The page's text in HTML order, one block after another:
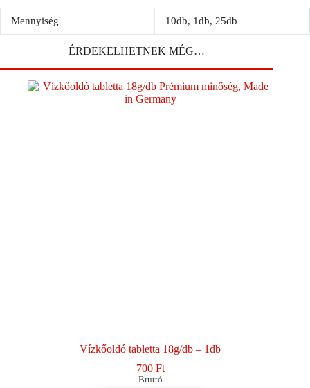
Mennyiség 10db, 1db, 25db
ÉRDEKELHETNEK MÉG…
Vízkőoldó tabletta 18g/db – 1db
700 Ft
Bruttó